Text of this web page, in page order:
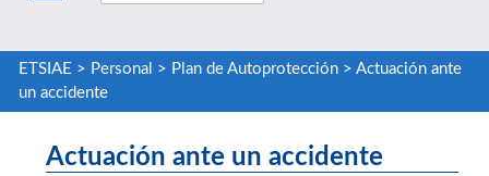
ETSIAE > Personal > Plan de Autoprotección> Actuación ante
un accidente
Actuación ante un accidente